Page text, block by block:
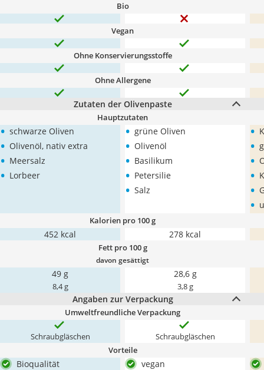
Bio
Vegan
Ohne Konservierungsstoffe
Ohne Allergene
Zutaten der Olivenpaste
Hauptzutaten
• schwarze Oliven
• Olivenöl, nativ extra
• Meersalz
• Lorbeer
• grüne Oliven
• Olivenöl
• Basilikum
• Petersilie
• Salz
•
•
•
•
•
•
Kalorien pro 100 g
452 kcal 278 kcal
Fett pro 100 g
davon gesättigt
49 g
8,4 g
28,6 g
3,8 g
Angaben zur Verpackung
Umweltfreundliche Verpackung
Schraubgläschen Schraubgläschen
Vorteile
Bioqualität
vegan